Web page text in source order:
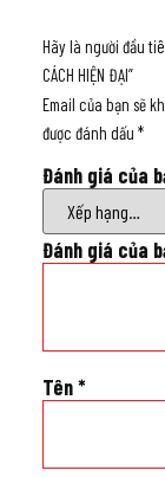
Hãy là người đầu
CÁCH HIỆN ĐẠI”
Email của bạn sẽ
được đánh dấu *
Đánh giá của
Đánh giá của
Tên*